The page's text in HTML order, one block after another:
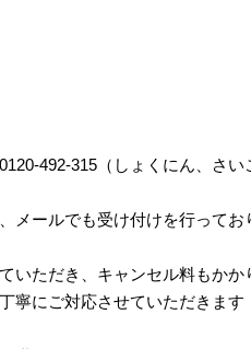
492-315（しょくにん、さ
メールでも受け付けを行ってお
いただき、キャンセル料もかか
寧にご対応させていただきます